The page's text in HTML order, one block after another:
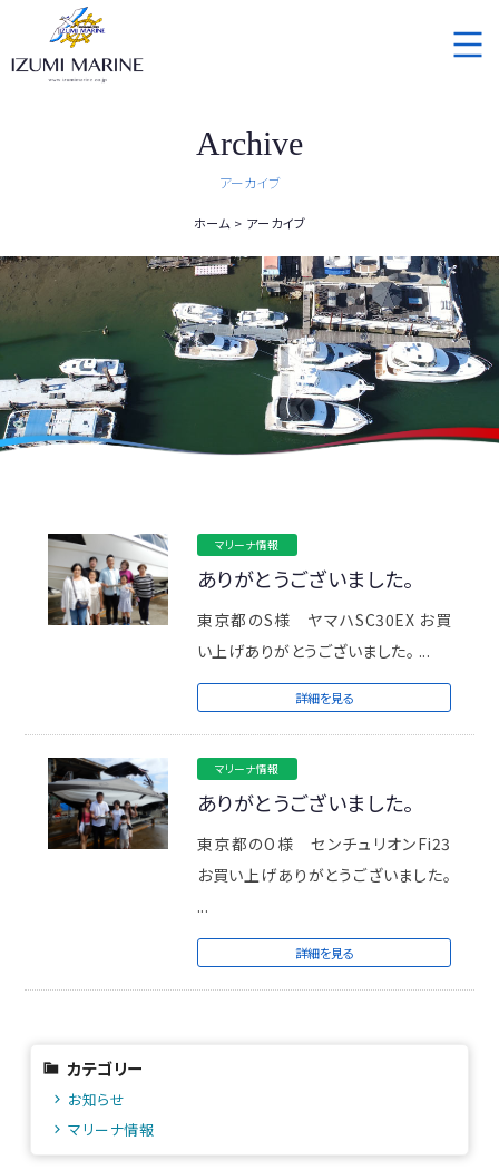
Archive
アーカイブ
ホーム アーカイブ
マリーナ情報
ありがとうございました。
東京都のS様 ヤマハSC30EX お買
い上げありがとうございました。 ...
詳細を見る
マリーナ情報
ありがとうございました。
東京都のO様 センチュリオンFi23
お買い上げありがとうございました。
...
詳細を見る
カテゴリー
お知らせ
マリーナ情報